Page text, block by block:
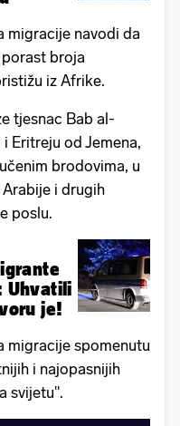
migracije navodi da
broja
iz Afrike.
tjesnac Bab al-
Eritreju od Jemena,
brodovima, u
i drugih
poslu.
Uhvatili
je!
migracije spomenutu
i najopasnijih
svijetu".